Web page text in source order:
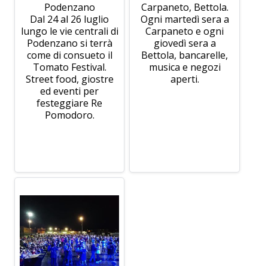
Podenzano
Dal 24 al 26 luglio
lungo le vie centrali di
Podenzano si terrà
come di consueto il
Tomato Festival.
Street food, giostre
ed eventi per
festeggiare Re
Pomodoro.
Carpaneto, Bettola.
Ogni martedì sera a
Carpaneto e ogni
giovedì sera a
Bettola, bancarelle,
musica e negozi
aperti.